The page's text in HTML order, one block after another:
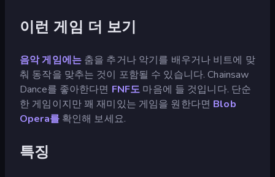
이런 게임 더 보기
음악 게임에는 춤을 추거나 악기를 배우거나 비트에 맞
춰 동작을 맞추는 것이 포함될 수 있습니다. Chainsaw
Dance를 좋아한다면 FNF도 마음에 들 것입니다. 단순
한 게임이지만 꽤 재미있는 게임을 원한다면 Blob
Opera를확인해 보세요.
특징